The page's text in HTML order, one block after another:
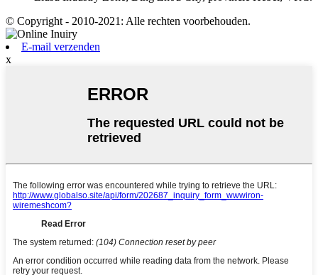
© Copyright - 2010-2021: Alle rechten voorbehouden.
E-mail verzenden
x